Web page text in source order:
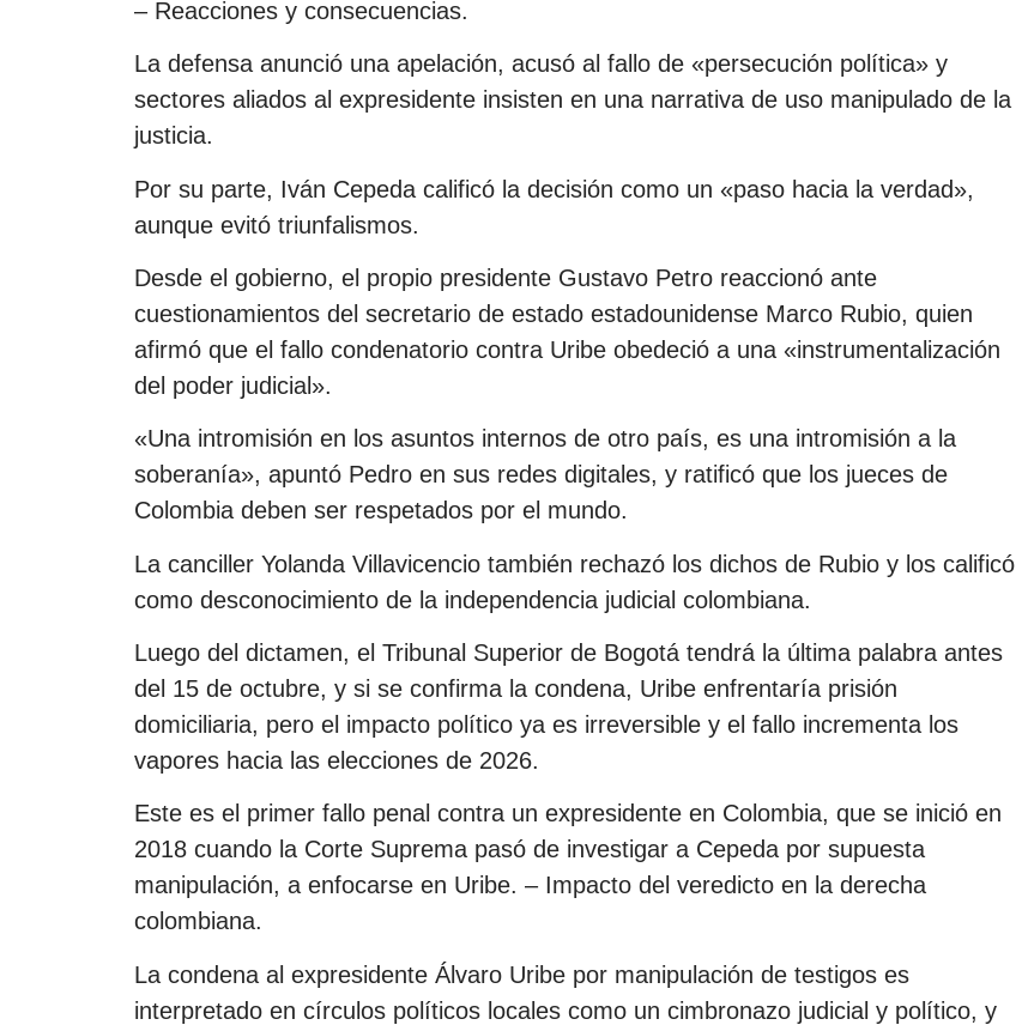
– Reacciones y consecuencias.
La defensa anunció una apelación, acusó al fallo de «persecución política» y
sectores aliados al expresidente insisten en una narrativa de uso manipulado de la
justicia.
Por su parte, Iván Cepeda calificó la decisión como un «paso hacia la verdad»,
aunque evitó triunfalismos.
Desde el gobierno, el propio presidente Gustavo Petro reaccionó ante
cuestionamientos del secretario de estado estadounidense Marco Rubio, quien
afirmó que el fallo condenatorio contra Uribe obedeció a una «instrumentalización
del poder judicial».
«Una intromisión en los asuntos internos de otro país, es una intromisión a la
soberanía», apuntó Pedro en sus redes digitales, y ratificó que los jueces de
Colombia deben ser respetados por el mundo.
La canciller Yolanda Villavicencio también rechazó los dichos de Rubio y los calificó
como desconocimiento de la independencia judicial colombiana.
Luego del dictamen, el Tribunal Superior de Bogotá tendrá la última palabra antes
del 15 de octubre, y si se confirma la condena, Uribe enfrentaría prisión
domiciliaria, pero el impacto político ya es irreversible y el fallo incrementa los
vapores hacia las elecciones de 2026.
Este es el primer fallo penal contra un expresidente en Colombia, que se inició en
2018 cuando la Corte Suprema pasó de investigar a Cepeda por supuesta
manipulación, a enfocarse en Uribe. – Impacto del veredicto en la derecha
colombiana.
La condena al expresidente Álvaro Uribe por manipulación de testigos es
interpretado en círculos políticos locales como un cimbronazo judicial y político, y